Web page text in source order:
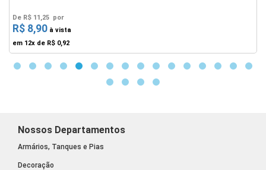
De R$ 11,25 por
R$ 8,90 à vista
em 12x de R$ 0,92
Nossos Departamentos
Armários, Tanques e Pias
Decoração